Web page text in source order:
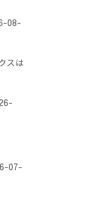
08-
スは
07-